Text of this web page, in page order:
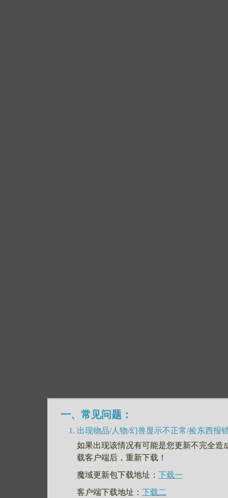
一、常见问题：
出现物品/人物/幻兽显示不正常/捡东西报
如果出现该情况有可能是您更新不完全
载客户端后，重新下载！
魔域更新包下载地址： 下载一
客户端下载地址： 下载二